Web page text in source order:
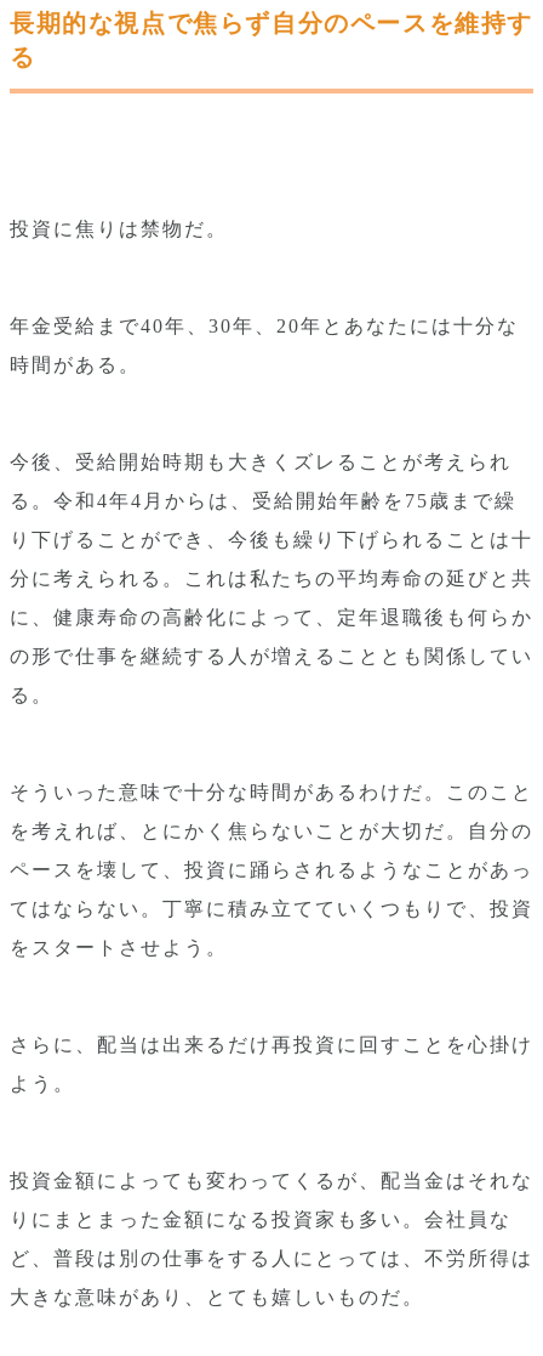
長期的な視点で焦らず自分のペースを維持す
る
投資に焦りは禁物だ。
年金受給まで40年、30年、20年とあなたには十分な
時間がある。
今後、受給開始時期も大きくズレることが考えられ
る。令和4年4月からは、受給開始年齢を75歳まで繰
り下げることができ、今後も繰り下げられることは十
分に考えられる。これは私たちの平均寿命の延びと共
に、健康寿命の高齢化によって、定年退職後も何らか
の形で仕事を継続する人が増えることとも関係してい
る。
そういった意味で十分な時間があるわけだ。このこと
を考えれば、とにかく焦らないことが大切だ。自分の
ペースを壊して、投資に踊らされるようなことがあっ
てはならない。丁寧に積み立てていくつもりで、投資
をスタートさせよう。
さらに、配当は出来るだけ再投資に回すことを心掛け
よう。
投資金額によっても変わってくるが、配当金はそれな
りにまとまった金額になる投資家も多い。会社員な
ど、普段は別の仕事をする人にとっては、不労所得は
大きな意味があり、とても嬉しいものだ。